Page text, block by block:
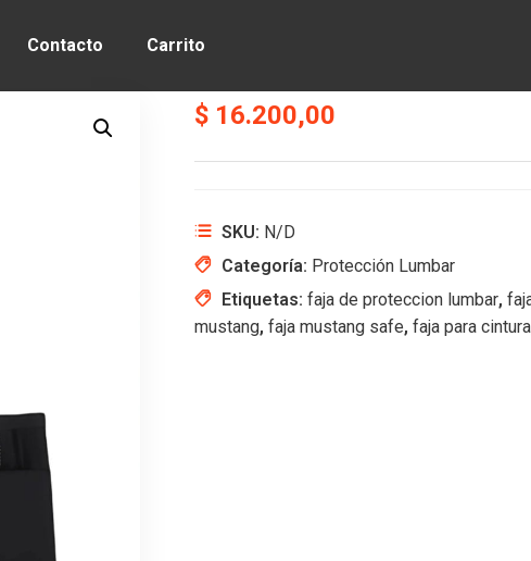
Contacto Carrito
$ 16.200,00
SKU: N/D
Categoría: Protección Lumbar
Etiquetas: faja de proteccion lumbar,
mustang, faja mustang safe, faja para cintura